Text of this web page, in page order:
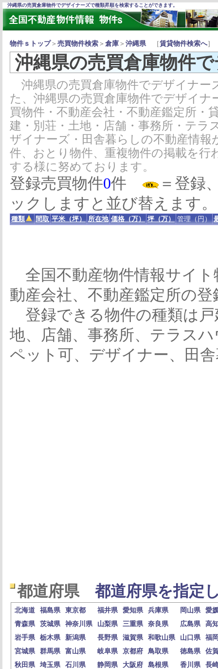
沖縄県の売買倉庫物件でデザイナーズで種類昇順を検索することができます。
物件ｓトップ＞ 売買物件検索 ＞ 倉庫 ＞ 沖縄県［賃貸物件検索へ］
沖縄県の売買倉庫物件
沖縄県の売買倉庫物件でデザイナー
た、沖縄県の売買倉庫物件でデザイ
買物件・不動産会社・不動産鑑定所・
建・別荘・土地・店舗・事務所・テラ
ザイナーズ・田舎暮らしの不動産情
件、おとり物件、重複物件の掲載を
する様に努めております。
登録売買物件0件
＝登録
ックしますと並び替えます。
種類 間取 平米（坪） 所在地 価格（万） 坪（万） 管理（円）
全国不動産物件情報サイト
動産会社、不動産鑑定所の
登録できる物件の種類は
地、店舗、事務所、テラス
ペット可、デザイナー、田
都道府県 都道府県を指定
北海道 福島県 東京都 福井県 愛知県 兵庫県 岡山県
愛
青森県
茨城県 神奈川県 山梨県 三重県 奈良県 広島県
高
岩手県
栃木県 新潟県 長野県 滋賀県 和歌山県 山口県
福
宮城県
群馬県 富山県 岐阜県 京都府 鳥取県 徳島県
佐
秋田県
埼玉県 石川県 静岡県 大阪府 島根県 香川県
長